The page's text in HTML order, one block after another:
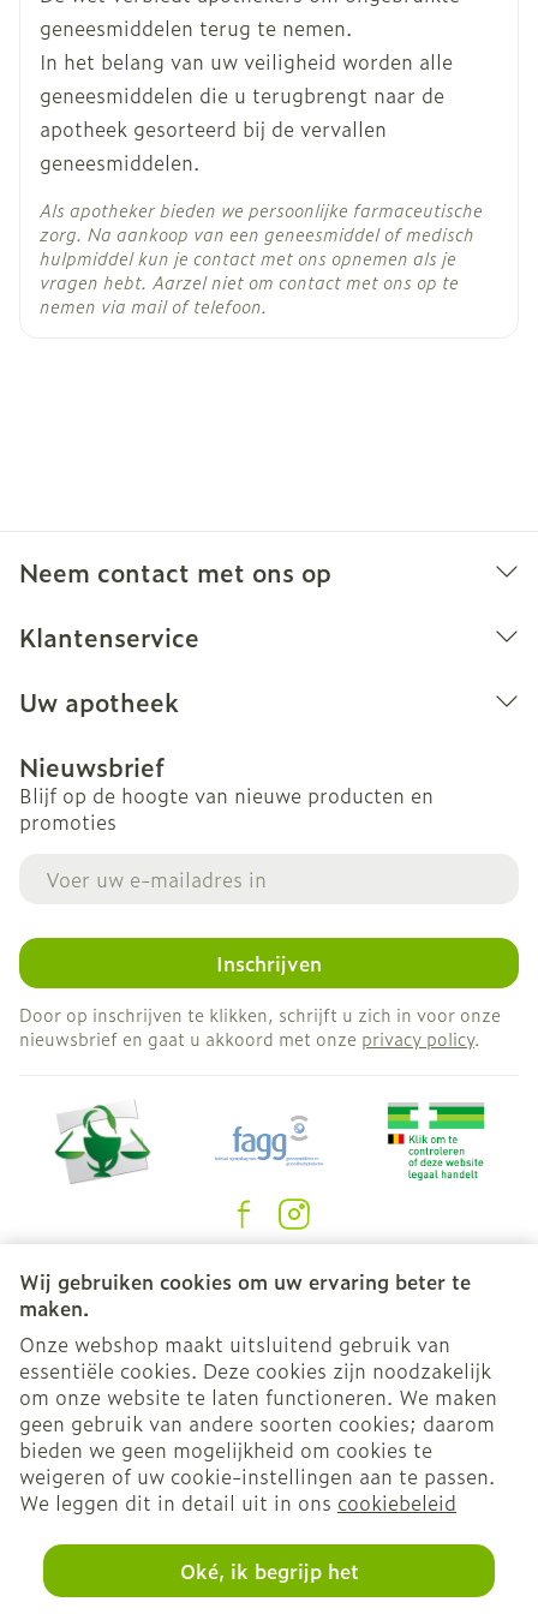
Wij gebruiken cookies om uw ervaring beter te
maken.
Onze webshop maakt uitsluitend gebruik van
essentiële cookies. Deze cookies zijn noodzakelijk
om onze website te laten functioneren. We maken
geen gebruik van andere soorten cookies; daarom
bieden we geen mogelijkheid om cookies te
weigeren of uw cookie-instellingen aan te passen.
We leggen dit in detail uit in ons cookiebeleid
Oké, ik begrijp het
behandeling van infecties)
paroxetine (een antidepressivum)
terbinafine (voor de behandeling van
schimmelinfecties)
diclofenac (wordt gebruikt om pijn en
ontsteking te behandelen).
van de huid, vooral rond de mond, de neus, de
ogen en de geslachtsdelen (Stevens-
Johnsonsyndroom).
impotentie (niet in staat zijn om een erectie te
krijgen of te behouden)*,
rondpompen van het bloed door het lichaam. U
kunt dan last krijgen van kortademigheid,
extreme vermoeidheid en zwelling van enkels
lage bloeddruk wanneer men rechtstaat,
snelle hartslag (hartkloppingen),
verstopping, diarree, braken, zich ziek voelen
(misselijkheid),
zwakte of krachteloosheid,
jeukende, verstopte of lopende neus (rhinitis),
huiduitslag, netelroos, jeuk,
haaruitval (meestal afkomstig van het lichaam)
of abnormale haargroei.
zwelling van de oogleden, het gezicht, de
lippen, armen of benen (angio-oedeem),
flauwvallen.
langdurige pijnlijke erectie van de penis
(priapisme),
ernstige huidreacties (Stevens-
Johnsonsyndroom).
geneesmiddelen terug te nemen.
In het belang van uw veiligheid worden alle
geneesmiddelen die u terugbrengt naar de
apotheek gesorteerd bij de vervallen
geneesmiddelen.
Als apotheker bieden we persoonlijke farmaceutische
zorg. Na aankoop van een geneesmiddel of medisch
hulpmiddel kun je contact met ons opnemen als je
vragen hebt. Aarzel niet om contact met ons op te
nemen via mail of telefoon.
Neem contact met ons op
Klantenservice
Uw apotheek
Nieuwsbrief
Blijf op de hoogte van nieuwe producten en
promoties
Inschrijven
Door op inschrijven te klikken, schrijft u zich in voor onze
nieuwsbrief en gaat u akkoord met onze privacy policy.
Juridische links